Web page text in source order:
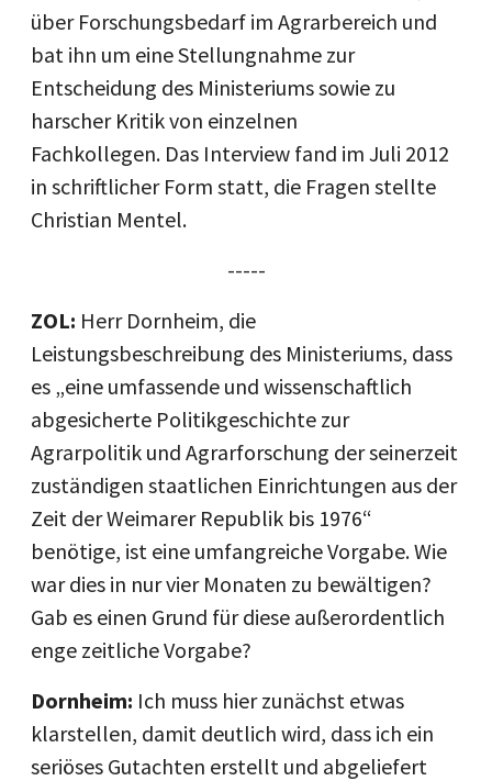
über Forschungsbedarf im Agrarbereich und
bat ihn um eine Stellungnahme zur
Entscheidung des Ministeriums sowie zu
harscher Kritik von einzelnen
Fachkollegen. Das Interview fand im Juli 2012
in schriftlicher Form statt, die Fragen stellte
Christian Mentel.
-----
ZOL: Herr Dornheim, die
Leistungsbeschreibung des Ministeriums, dass
es „eine umfassende und wissenschaftlich
abgesicherte Politikgeschichte zur
Agrarpolitik und Agrarforschung der seinerzeit
zuständigen staatlichen Einrichtungen aus der
Zeit der Weimarer Republik bis 1976“
benötige, ist eine umfangreiche Vorgabe. Wie
war dies in nur vier Monaten zu bewältigen?
Gab es einen Grund für diese außerordentlich
enge zeitliche Vorgabe?
Dornheim: Ich muss hier zunächst etwas
klarstellen, damit deutlich wird, dass ich ein
seriöses Gutachten erstellt und abgeliefert